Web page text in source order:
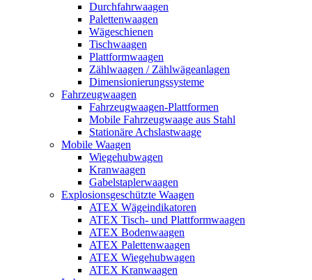
Durchfahrwaagen
Palettenwaagen
Wägeschienen
Tischwaagen
Plattformwaagen
Zählwaagen / Zählwägeanlagen
Dimensionierungssysteme
Fahrzeugwaagen
Fahrzeugwaagen-Plattformen
Mobile Fahrzeugwaage aus Stahl
Stationäre Achslastwaage
Mobile Waagen
Wiegehubwagen
Kranwaagen
Gabelstaplerwaagen
Explosionsgeschützte Waagen
ATEX Wägeindikatoren
ATEX Tisch- und Plattformwaagen
ATEX Bodenwaagen
ATEX Palettenwaagen
ATEX Wiegehubwagen
ATEX Kranwaagen